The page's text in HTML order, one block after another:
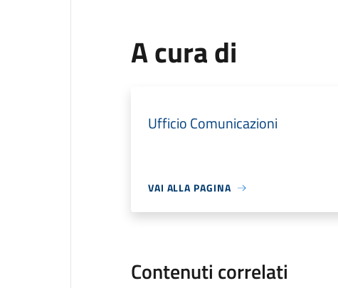
A cura di
Ufficio Comunicazioni
VAI ALLA PAGINA
Contenuti correlati